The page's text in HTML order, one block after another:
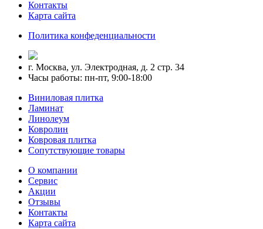
Контакты
Карта сайта
Политика конфеденциальности
г. Москва, ул. Электродная, д. 2 стр. 34
Часы работы: пн-пт, 9:00-18:00
Виниловая плитка
Ламинат
Линолеум
Ковролин
Ковровая плитка
Сопутствующие товары
О компании
Сервис
Акции
Отзывы
Контакты
Карта сайта